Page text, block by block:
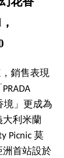
銷售表現
境」更成為
利米蘭
Picnic 莫
洲首站設於